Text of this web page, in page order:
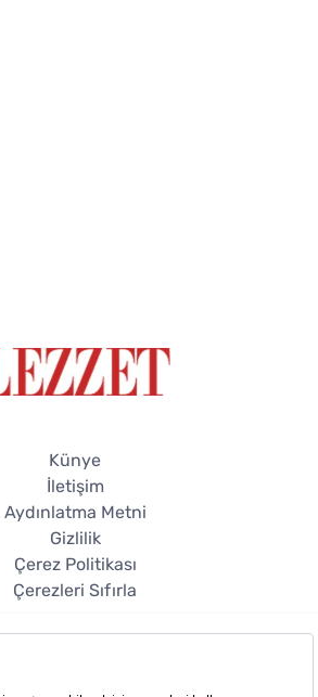
Künye
İletişim
Aydınlatma Metni
Gizlilik
Çerez Politikası
Çerezleri Sıfırla